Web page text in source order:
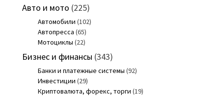
Авто и мото (225)
Автомобили (102)
Автопресса (65)
Мотоциклы (22)
Бизнес и финансы (343)
Банки и платежные системы (92)
Инвестиции (29)
Криптовалюта, форекс, торги (19)